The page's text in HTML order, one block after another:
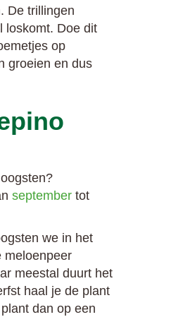
De trillingen
loskomt. Doe dit
op
groeien en dus
september tot
we in het
meloenpeer
meestal duurt het
haal je de plant
dan op een